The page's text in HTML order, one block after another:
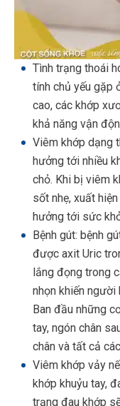
Tình trạng thoái
tính chủ yếu gặp
cao, các khớp
khả năng vận
Viêm khớp dạng
hưởng tới nhiều
chỏ. Khi bị viêm
sốt nhẹ, xuất
hưởng tới sức
Bệnh gút: bệnh
được axit Uric
lắng đọng trong
nhọn khiến
Ban đầu những
tay, ngón chân
chân và tất cả
Viêm khớp vảy
khớp khuỷu tay,
trạng đau khớp